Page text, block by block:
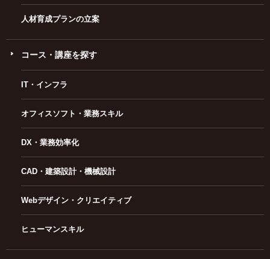
人材育成プランの立案
コース・講座を探す
IT・インフラ
オフィスソフト・業務スキル
DX・業務効率化
CAD・建築設計・機械設計
Webデザイン・クリエイティブ
ヒューマンスキル